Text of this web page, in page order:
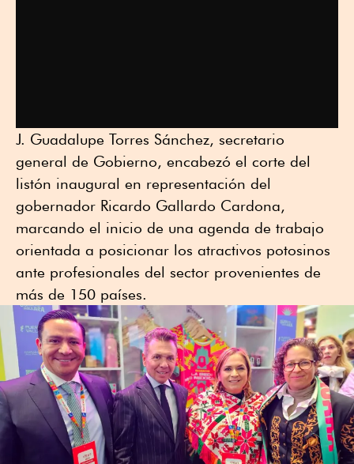
J. Guadalupe Torres Sánchez, secretario
general de Gobierno, encabezó el corte del
listón inaugural en representación del
gobernador Ricardo Gallardo Cardona,
marcando el inicio de una agenda de trabajo
orientada a posicionar los atractivos potosinos
ante profesionales del sector provenientes de
más de 150 países.